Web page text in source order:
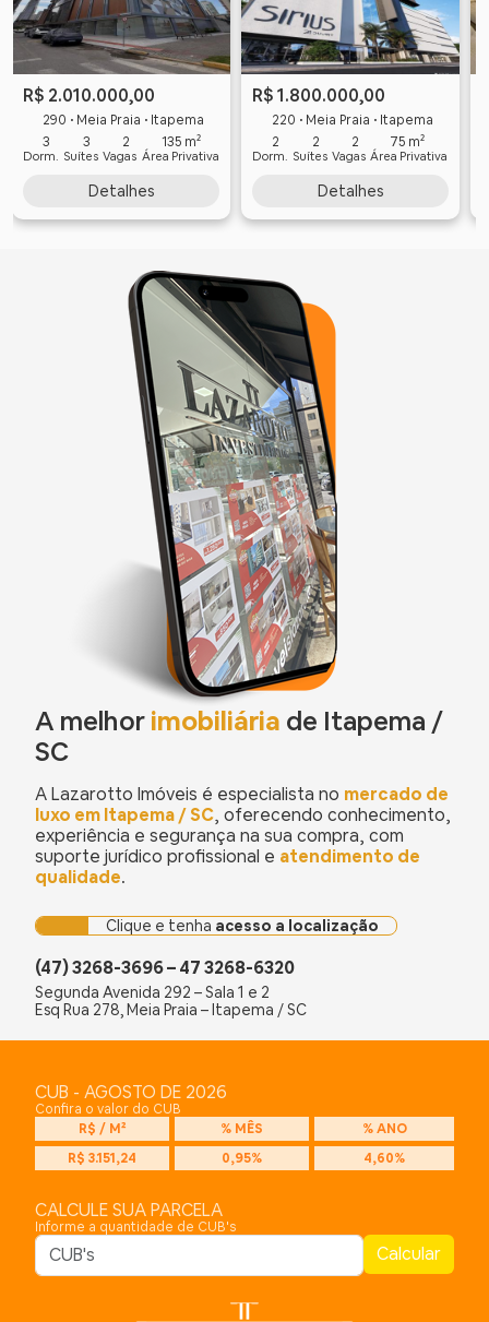
R$ 2.010.000,00
290 • Meia Praia • Itapema
3
Dorm.
3
Suítes
2
Vagas
135 m²
Área Privativa
Detalhes
R$ 1.800.000,00
220 • Meia Praia • Itapema
2
Dorm.
2
Suítes
2
Vagas
75 m²
Área Privativa
Detalhes
A melhorimobiliária de Itapema /
SC
A Lazarotto Imóveis é especialista no mercado de
luxo em Itapema / SC, oferecendo conhecimento,
experiência e segurança na sua compra, com
suporte jurídico profissional e atendimento de
qualidade.
Clique e tenha acesso a localização
(47) 3268-3696 – 47 3268-6320
Segunda Avenida 292 – Sala 1 e 2
Esq Rua 278, Meia Praia – Itapema / SC
CUB - AGOSTO DE 2026
Confira o valor do CUB
R$ / M²
% MÊS
% ANO
R$ 3.151,24
0,95% 4,60%
CALCULE SUA PARCELA
Informe a quantidade de CUB's
Calcular